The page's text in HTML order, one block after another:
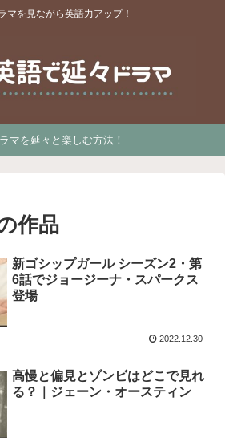
マを見ながら英語力アップ！
マを延々と楽しむ方法！
作品
新ゴシップガール シーズン2・第
6話でジョージーナ・スパークス
登場
2022.12.30
高慢と偏見とゾンビはどこで見れ
る？｜ジェーン・オースティン